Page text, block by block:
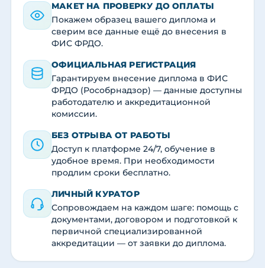
МАКЕТ НА ПРОВЕРКУ ДО ОПЛАТЫ
Покажем образец вашего диплома и
сверим все данные ещё до внесения в
ФИС ФРДО.
ОФИЦИАЛЬНАЯ РЕГИСТРАЦИЯ
Гарантируем внесение диплома в ФИС
ФРДО (Рособрнадзор) — данные доступны
работодателю и аккредитационной
комиссии.
БЕЗ ОТРЫВА ОТ РАБОТЫ
Доступ к платформе 24/7, обучение в
удобное время. При необходимости
продлим сроки бесплатно.
ЛИЧНЫЙ КУРАТОР
Сопровождаем на каждом шаге: помощь с
документами, договором и подготовкой к
первичной специализированной
аккредитации — от заявки до диплома.